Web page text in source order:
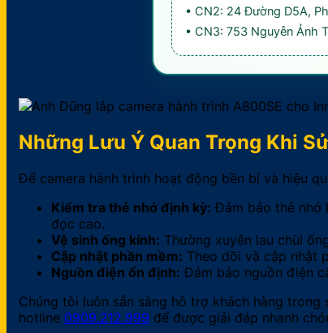
• CN2: 24 Đường D5A,
• CN3: 753 Nguyễn Ảnh
Những Lưu Ý Quan Trọng Khi
Để camera hành trình hoạt động bền bỉ và hiệu
Kiểm tra thẻ nhớ định kỳ: Đảm bảo thẻ nhớ
đọc cao.
Vệ sinh ống kính: Thường xuyên lau chùi
Cập nhật phần mềm: Theo dõi và cập nhật
Nguồn điện ổn định: Đảm bảo nguồn điện
Chúng tôi luôn sẵn sàng hỗ trợ khách hàng
hotline 0909.212.999 để được giải đáp nhanh